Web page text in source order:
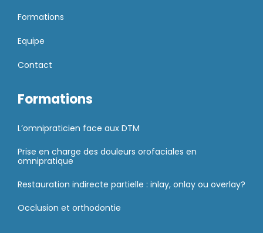
Formations
Equipe
Contact
Formations
L’omnipraticien face aux DTM
Prise en charge des douleurs orofaciales en
omnipratique
Restauration indirecte partielle : inlay, onlay ou overlay?
Occlusion et orthodontie